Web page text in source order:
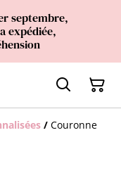
septembre,
expédiée,
/ Couronne